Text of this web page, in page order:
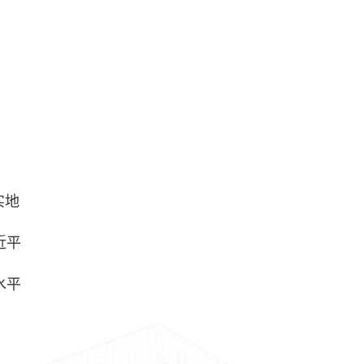
地
平
平